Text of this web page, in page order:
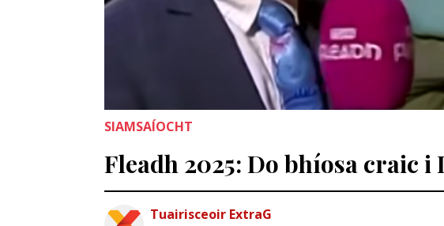
SIAMSAÍOCHT
Fleadh 2025: Do bhíosa craic i
Tuairisceoir ExtraG